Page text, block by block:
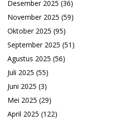
Desember 2025 (36)
November 2025 (59)
Oktober 2025 (95)
September 2025 (51)
Agustus 2025 (56)
Juli 2025 (55)
Juni 2025 (3)
Mei 2025 (29)
April 2025 (122)